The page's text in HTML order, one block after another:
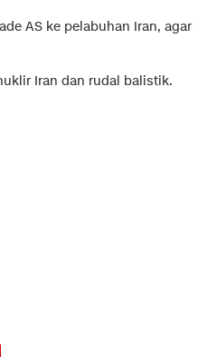
AS ke pelabuhan Iran, agar
Iran dan rudal balistik.